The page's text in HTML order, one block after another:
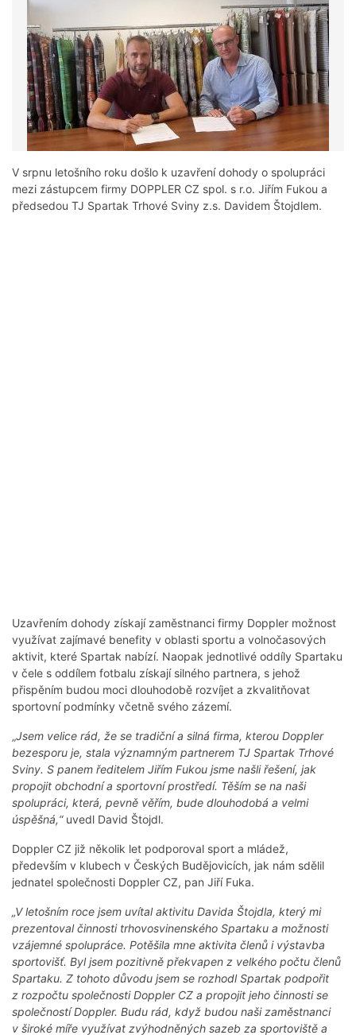
V srpnu letošního roku došlo k uzavření dohody o spolupráci
mezi zástupcem firmy DOPPLER CZ spol. s r.o. Jiřím Fukou a
předsedou TJ Spartak Trhové Sviny z.s. Davidem Štojdlem.
Uzavřením dohody získají zaměstnanci firmy Doppler možnost
využívat zajímavé benefity v oblasti sportu a volnočasových
aktivit, které Spartak nabízí. Naopak jednotlivé oddíly Spartaku
v čele s oddílem fotbalu získají silného partnera, s jehož
přispěním budou moci dlouhodobě rozvíjet a zkvalitňovat
sportovní podmínky včetně svého zázemí.
„Jsem velice rád, že se tradiční a silná firma, kterou Doppler
bezesporu je, stala významným partnerem TJ Spartak Trhové
Sviny. S panem ředitelem Jiřím Fukou jsme našli řešení, jak
propojit obchodní a sportovní prostředí. Těším se na naši
spolupráci, která, pevně věřím, bude dlouhodobá a velmi
úspěšná,“uvedl David Štojdl.
Doppler CZ již několik let podporoval sport a mládež,
především v klubech v Českých Budějovicích, jak nám sdělil
jednatel společnosti Doppler CZ, pan Jiří Fuka.
„V letošním roce jsem uvítal aktivitu Davida Štojdla, který mi
prezentoval činnosti trhovosvinenského Spartaku a možnosti
vzájemné spolupráce. Potěšila mne aktivita členů i výstavba
sportovišť. Byl jsem pozitivně překvapen z velkého počtu členů
Spartaku. Z tohoto důvodu jsem se rozhodl Spartak podpořit
z rozpočtu společnosti Doppler CZ a propojit jeho činnosti se
společností Doppler. Budu rád, když budou naši zaměstnanci
v široké míře využívat zvýhodněných sazeb za sportoviště a